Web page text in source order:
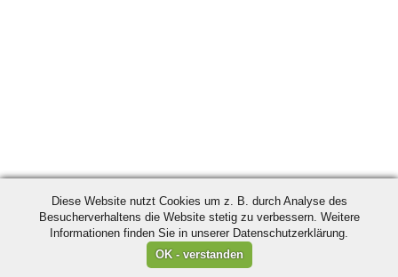
Diese Website nutzt Cookies um z. B. durch Analyse des
Besucherverhaltens die Website stetig zu verbessern. Weitere
Informationen finden Sie in unserer Datenschutzerklärung.